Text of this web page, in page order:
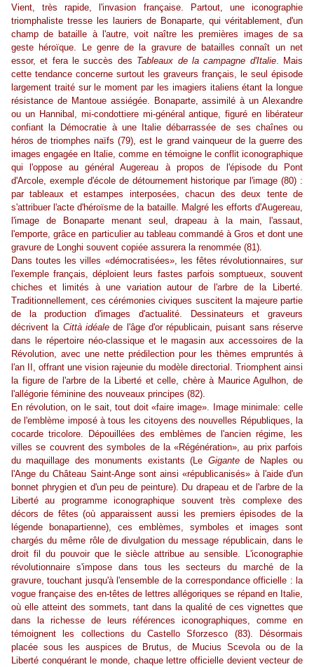
Vient, très rapide, l'invasion française. Partout, une iconographie
triomphaliste tresse les lauriers de Bonaparte, qui véritablement, d'un
champ de bataille à l'autre, voit naître les premières images de sa
geste héroïque. Le genre de la gravure de batailles connaît un net
essor, et fera le succès des Tableaux de la campagne d'Italie. Mais
cette tendance concerne surtout les graveurs français, le seul épisode
largement traité sur le moment par les imagiers italiens étant la longue
résistance de Mantoue assiégée. Bonaparte, assimilé à un Alexandre
ou un Hannibal, mi-condottiere mi-général antique, figuré en libérateur
confiant la Démocratie à une Italie débarrassée de ses chaînes ou
héros de triomphes naïfs (79), est le grand vainqueur de la guerre des
images engagée en Italie, comme en témoigne le conflit iconographique
qui l'oppose au général Augereau à propos de l'épisode du Pont
d'Arcole, exemple d'école de détournement historique par l'image (80) :
par tableaux et estampes interposées, chacun des deux tente de
s'attribuer l'acte d'héroïsme de la bataille. Malgré les efforts d'Augereau,
l'image de Bonaparte menant seul, drapeau à la main, l'assaut,
l'emporte, grâce en particulier au tableau commandé à Gros et dont une
gravure de Longhi souvent copiée assurera la renommée (81).
Dans toutes les villes «démocratisées», les fêtes révolutionnaires, sur
l'exemple français, déploient leurs fastes parfois somptueux, souvent
chiches et limités à une variation autour de l'arbre de la Liberté.
Traditionnellement, ces cérémonies civiques suscitent la majeure partie
de la production d'images d'actualité. Dessinateurs et graveurs
décrivent la Città idéalede l'âge d'or républicain, puisant sans réserve
dans le répertoire néo-classique et le magasin aux accessoires de la
Révolution, avec une nette prédilection pour les thèmes empruntés à
l'an II, offrant une vision rajeunie du modèle directorial. Triomphent ainsi
la figure de l'arbre de la Liberté et celle, chère à Maurice Agulhon, de
l'allégorie féminine des nouveaux principes (82).
En révolution, on le sait, tout doit «faire image». Image minimale: celle
de l'emblème imposé à tous les citoyens des nouvelles Républiques, la
cocarde tricolore. Dépouillées des emblèmes de l'ancien régime, les
villes se couvrent des symboles de la «Régénération», au prix parfois
du maquillage des monuments existants (Le Gigantede Naples ou
l'Ange du Château Saint-Ange sont ainsi «républicanisés» à l'aide d'un
bonnet phrygien et d'un peu de peinture). Du drapeau et de l'arbre de la
Liberté au programme iconographique souvent très complexe des
décors de fêtes (où apparaissent aussi les premiers épisodes de la
légende bonapartienne), ces emblèmes, symboles et images sont
chargés du même rôle de divulgation du message républicain, dans le
droit fil du pouvoir que le siècle attribue au sensible. L'iconographie
révolutionnaire s'impose dans tous les secteurs du marché de la
gravure, touchant jusqu'à l'ensemble de la correspondance officielle : la
vogue française des en-têtes de lettres allégoriques se répand en Italie,
où elle atteint des sommets, tant dans la qualité de ces vignettes que
dans la richesse de leurs références iconographiques, comme en
témoignent les collections du Castello Sforzesco (83). Désormais
placée sous les auspices de Brutus, de Mucius Scevola ou de la
Liberté conquérant le monde, chaque lettre officielle devient vecteur de